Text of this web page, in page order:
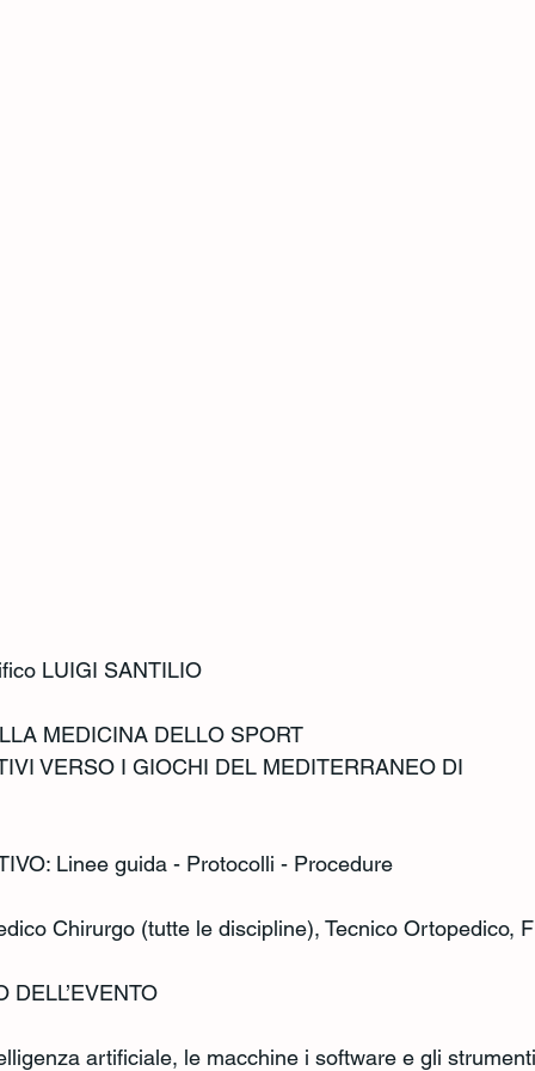
LUIGI SANTILIO
MEDICINA DELLO SPORT
VERSO I GIOCHI DEL MEDITERRANEO DI
Linee guida - Protocolli - Procedure
Chirurgo (tutte le discipline), Tecnico Ortopedico,
DELL’EVENTO
artificiale, le macchine i software e gli